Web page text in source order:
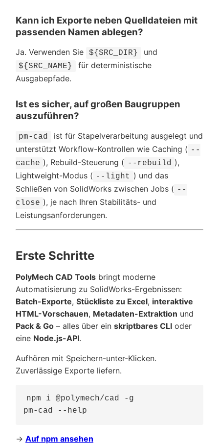
Kann ich Exporte neben Quelldateien mit
passenden Namen ablegen?
Ja. Verwenden Sie ${SRC_DIR} und
${SRC_NAME}
für deterministische
Ausgabepfade.
Ist es sicher, auf großen Baugruppen
auszuführen?
pm-cad
ist für Stapelverarbeitung ausgelegt und
unterstützt Workflow-Kontrollen wie Caching ( --
cache ), Rebuild-Steuerung ( --rebuild ),
Lightweight-Modus ( --light ) und das
Schließen von SolidWorks zwischen Jobs ( --
close ), je nach Ihren Stabilitäts- und
Leistungsanforderungen.
Erste Schritte
PolyMech CAD Tools bringt moderne
Automatisierung zu SolidWorks-Ergebnissen:
Batch-Exporte, Stückliste zu Excel, interaktive
HTML-Vorschauen, Metadaten-Extraktion und
Pack & Go – alles über ein skriptbares CLI oder
eine Node.js-API.
Aufhören mit Speichern-unter-Klicken.
Zuverlässige Exporte liefern.
npm i @polymech/cad -g
→ Auf npm ansehen